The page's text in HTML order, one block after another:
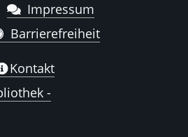
Impressum
Barrierefreiheit
Kontakt
-